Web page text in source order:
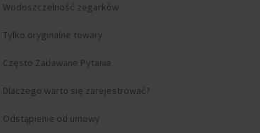
Wodoszczelność zegarków
Tylko oryginalne towary
Często Zadawane Pytania
Dlaczego warto się zarejestrować?
Odstąpienie od umowy